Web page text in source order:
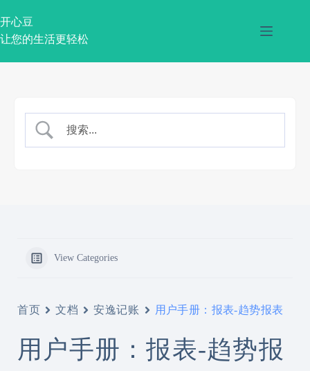
过
内
开心豆
让您的生活更轻松
View Categories
首页 文档 安逸记账 用户手册：报表-趋势报表
用户手册：报表-趋势报